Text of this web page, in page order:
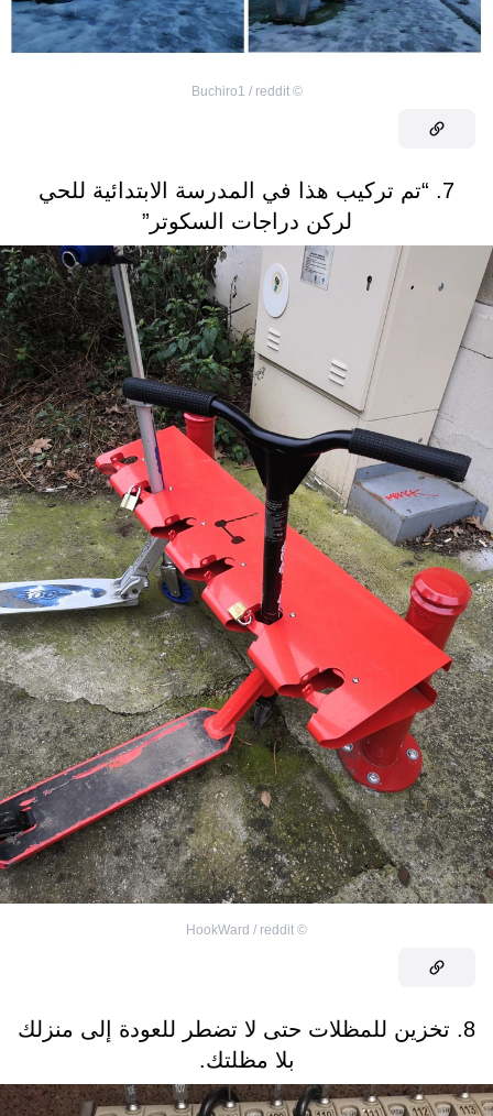
©
Buchiro1 / reddit
7. “تم تركيب هذا في المدرسة الابتدائية للحي
لركن دراجات السكوتر”
©
HookWard / reddit
8. تخزين للمظلات حتى لا تضطر للعودة إلى منزلك
بلا مظلتك.